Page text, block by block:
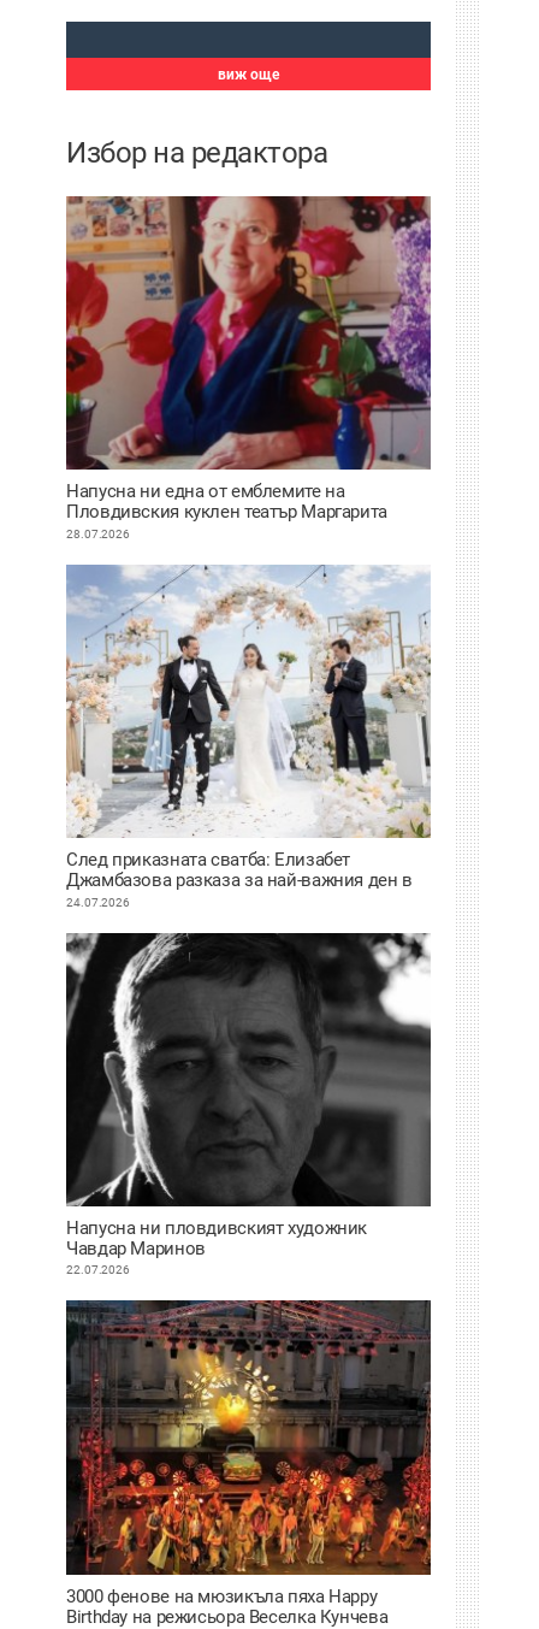
виж още
Избор на редактора
Напусна ни една от емблемите на
Пловдивския куклен театър Маргарита
Апостолова
28.07.2026
След приказната сватба: Елизабет
Джамбазова разказа за най-важния ден в
живота си
24.07.2026
Напусна ни пловдивският художник
Чавдар Маринов
22.07.2026
3000 фенове на мюзикъла пяха Happy
Birthday на режисьора Веселка Кунчева